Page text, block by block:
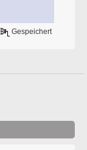
Gespeichert